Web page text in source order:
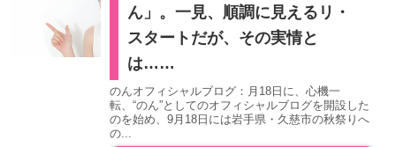
ん」。一見、順調に見えるリ・
スタートだが、その実情と
は……
のんオフィシャルブログ：月18日に、心機一
転、“のん”としてのオフィシャルブログを開設した
のを始め、9月18日には岩手県・久慈市の秋祭りへ
の...